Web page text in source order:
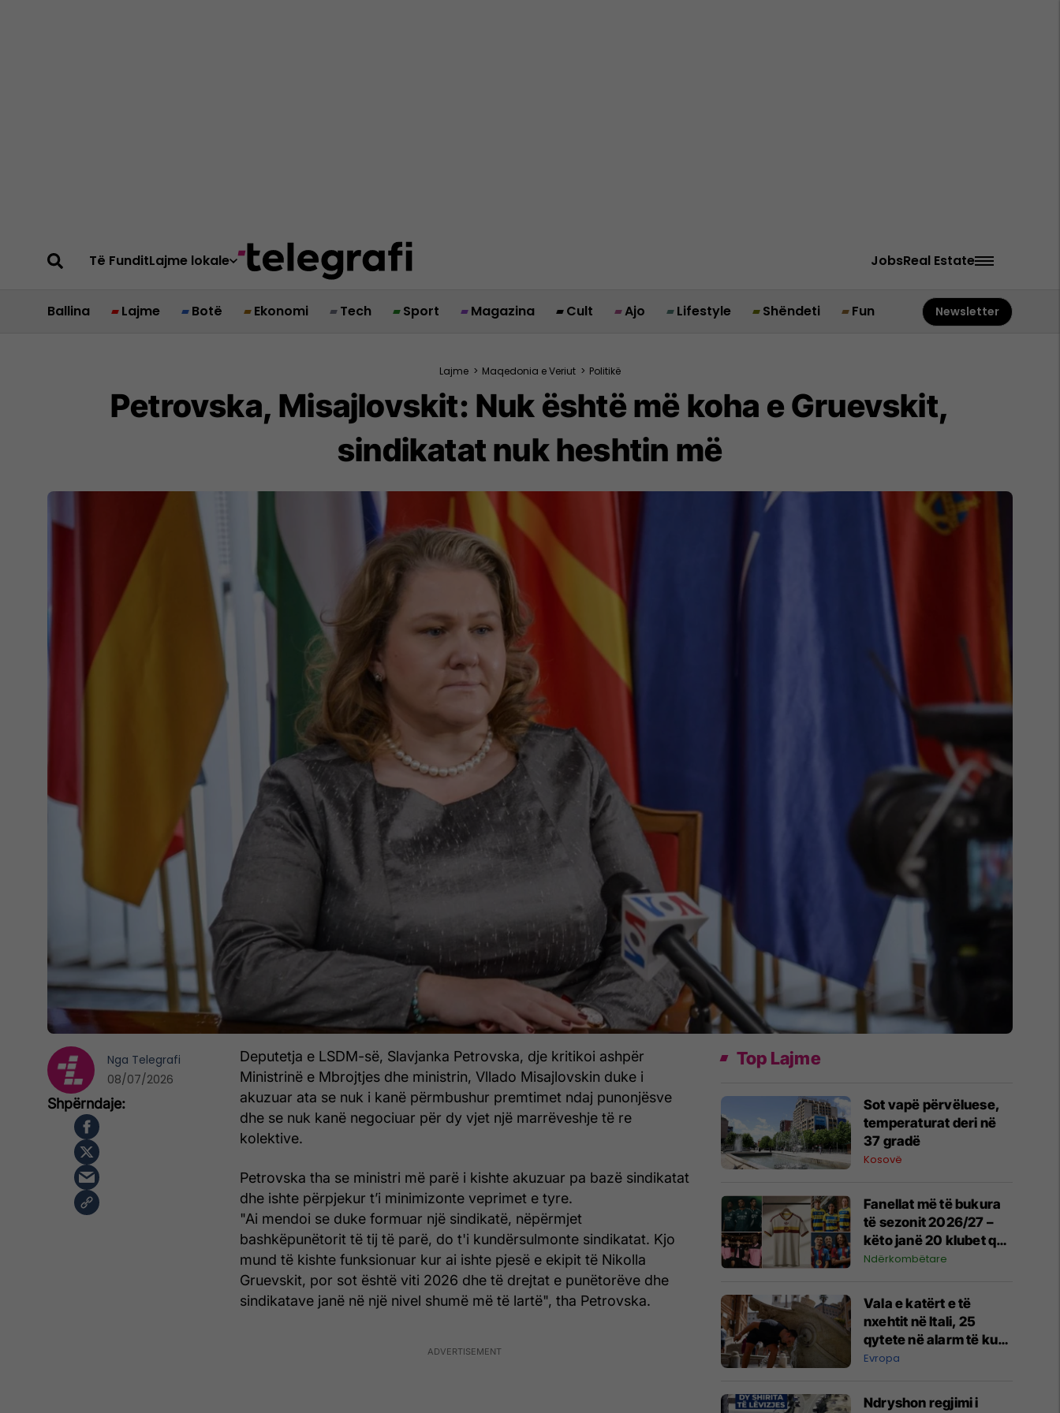
Të FunditLajme lokale JobsReal Estate
Ballina Lajme Botë Ekonomi Tech Sport Magazina Cult Ajo Lifestyle Shëndeti Fun Newsletter
Lajme > Maqedonia e Veriut > Politikë
Petrovska, Misajlovskit: Nuk është më koha e Gruevskit,
sindikatat nuk heshtin më
Deputetja e LSDM-së, Slavjanka Petrovska, dje kritikoi ashpër
Ministrinë e Mbrojtjes dhe ministrin, Vllado Misajlovskin duke i
akuzuar ata se nuk i kanë përmbushur premtimet ndaj punonjësve
dhe se nuk kanë negociuar për dy vjet një marrëveshje të re
kolektive.
Petrovska tha se ministri më parë i kishte akuzuar pa bazë sindikatat
dhe ishte përpjekur t’i minimizonte veprimet e tyre.
"Ai mendoi se duke formuar një sindikatë, nëpërmjet
bashkëpunëtorit të tij të parë, do t'i kundërsulmonte sindikatat. Kjo
mund të kishte funksionuar kur ai ishte pjesë e ekipit të Nikolla
Gruevskit, por sot është viti 2026 dhe të drejtat e punëtorëve dhe
sindikatave janë në një nivel shumë më të lartë", tha Petrovska.
Nga Telegrafi
08/07/2026
Top Lajme
Sot vapë përvëluese,
temperaturat deri në
37 gradë
Kosovë
Fanellat më të bukura
të sezonit 2026/27 –
këto janë 20 klubet që
spikatën me dizajnin e
Ndërkombëtare
Vala e katërt e të
nxehtit në Itali, 25
qytete në alarm të kuq
- probleme me
Evropa
Ndryshon regjimi i